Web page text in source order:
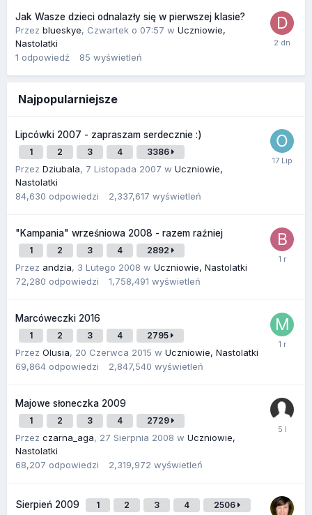
Jak Wasze dzieci odnalazły się w pierwszej klasie?
Przez blueskye, Czwartek o 07:57 w Uczniowie,
Nastolatki
1 odpowiedź 85 wyświetleń
Najpopularniejsze
Lipcówki 2007 - zapraszam serdecznie :)
1 2 3 4 3386
Przez Dziubala, 7 Listopada 2007 w Uczniowie,
Nastolatki
84,630 odpowiedzi 2,337,617 wyświetleń
"Kampania" wrześniowa 2008 - razem raźniej
1 2 3 4 2892
Przez andzia, 3 Lutego 2008 w Uczniowie, Nastolatki
72,280 odpowiedzi 1,758,491 wyświetleń
Marcóweczki 2016
1 2 3 4 2795
Przez Olusia, 20 Czerwca 2015 w Uczniowie, Nastolatki
69,864 odpowiedzi 2,847,540 wyświetleń
Majowe słoneczka 2009
1 2 3 4 2729
Przez czarna_aga, 27 Sierpnia 2008 w Uczniowie,
Nastolatki
68,207 odpowiedzi 2,319,972 wyświetleń
Sierpień 2009 1 2 3 4 2506